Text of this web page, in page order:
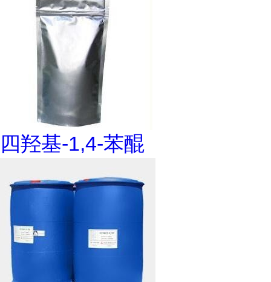
四羟基-1,4-苯醌